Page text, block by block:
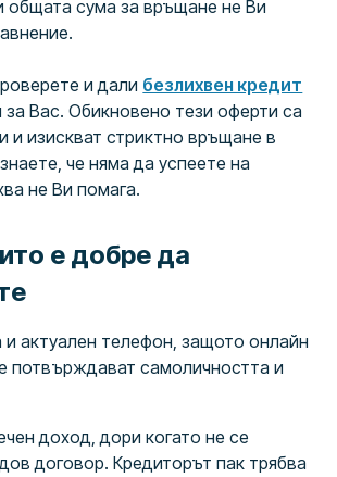
общата сума за връщане не Ви
и дали безлихвен кредит
за Вас. Обикновено тези оферти са
и изискват стриктно връщане в
че няма да успеете на
не Ви помага.
е добре да
и актуален телефон, защото онлайн
потвърждават самоличността и
доход, дори когато не се
договор. Кредиторът пак трябва